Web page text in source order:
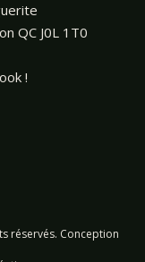
QC J0L 1T0
!
réservés. Conception